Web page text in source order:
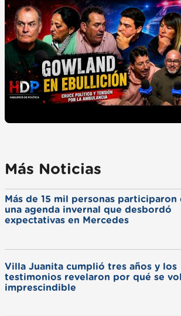
Más Noticias
Más de 15 mil personas participaron
una agenda invernal que desbordó
expectativas en Mercedes
Villa Juanita cumplió tres años y los
testimonios revelaron por qué se
imprescindible